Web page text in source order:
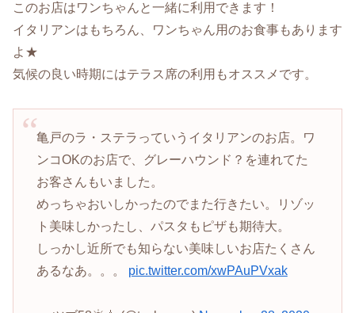
このお店はワンちゃんと一緒に利用できます！
イタリアンはもちろん、ワンちゃん用のお食事もあります
よ★
気候の良い時期にはテラス席の利用もオススメです。
亀戸のラ・ステラっていうイタリアンのお店。ワ
ンコOKのお店で、グレーハウンド？を連れてた
お客さんもいました。
めっちゃおいしかったのでまた行きたい。リゾッ
ト美味しかったし、パスタもピザも期待大。
しっかし近所でも知らない美味しいお店たくさん
あるなあ。。。 pic.twitter.com/xwPAuPVxak